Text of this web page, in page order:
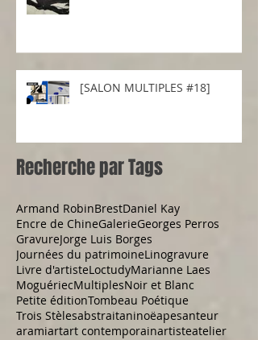
[SALON MULTIPLES #18]
Recherche par Tags
Armand RobinBrestDaniel Kay
Encre de ChineGalerieGeorges Perros
GravureJorge Luis Borges
Journées du patrimoineLinogravure
Livre d'artisteLoctudyMarianne Laes
MoguériecMultiplesNoir et Blanc
Petite éditionTombeau Poétique
Trois Stèlesabstraitaninoëapesanteur
aramiartart contemporainartisteatelier